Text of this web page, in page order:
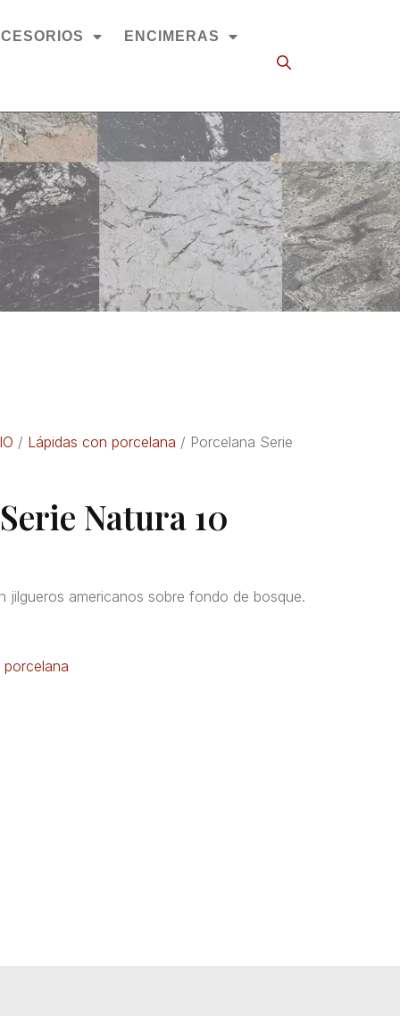
ENCIMERAS
/ Lápidas con porcelana / Porcelana Serie
Natura 10
jilgueros americanos sobre fondo de bosque.